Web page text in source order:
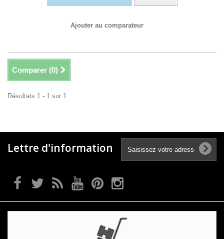
Ajouter au comparateur
Comparer (0)
Résultats 1 - 1 sur 1.
Lettre d'information